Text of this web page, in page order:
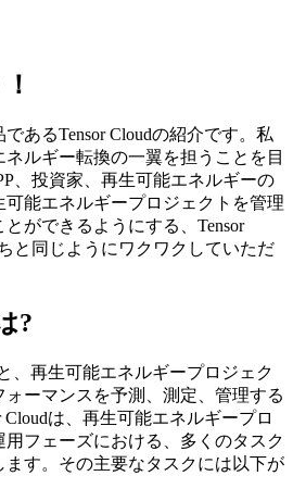
あるTensor Cloudの紹介です。私
ルギー転換の一翼を担うことを目
、投資家、再生可能エネルギーの
能エネルギープロジェクトを管理
ができるようにする、Tensor
と同じようにワクワクしていただ
?
、再生可能エネルギープロジェク
ォーマンスを予測、測定、管理する
Cloudは、再生可能エネルギープロ
フェーズにおける、多くのタスク
ます。その主要なタスクには以下が